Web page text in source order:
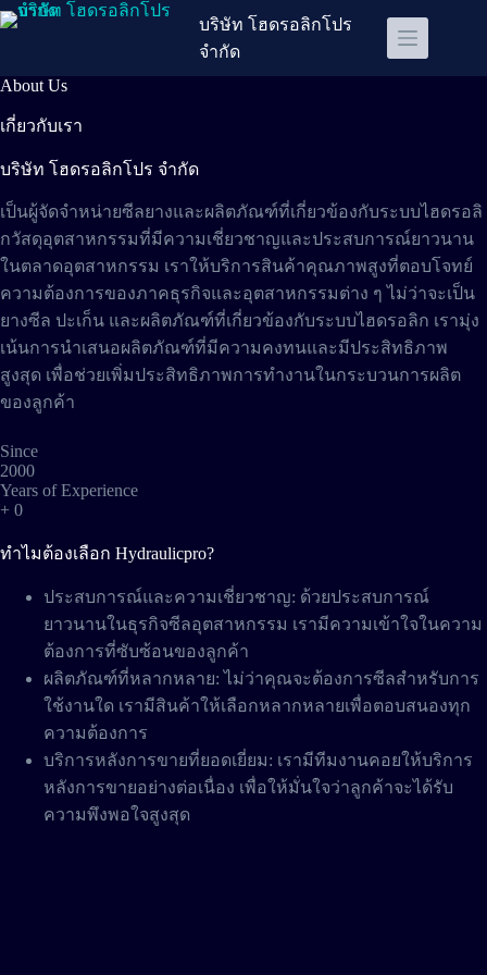
Skip
to
บริษัท โฮดรอลิกโปร
จำกัด
About Us
เกี่ยวกับเรา
บริษัท โฮดรอลิกโปร จำกัด
เป็นผู้จัดจำหน่ายซีลยางและผลิตภัณฑ์ที่เกี่ยวข้องกับระบบไฮดรอลิ
กวัสดุอุตสาหกรรมที่มีความเชี่ยวชาญและประสบการณ์ยาวนาน
ในตลาดอุตสาหกรรม เราให้บริการสินค้าคุณภาพสูงที่ตอบโจทย์
ความต้องการของภาคธุรกิจและอุตสาหกรรมต่าง ๆ ไม่ว่าจะเป็น
ยางซีล ปะเก็น และผลิตภัณฑ์ที่เกี่ยวข้องกับระบบไฮดรอลิก เรามุ่ง
เน้นการนำเสนอผลิตภัณฑ์ที่มีความคงทนและมีประสิทธิภาพ
สูงสุด เพื่อช่วยเพิ่มประสิทธิภาพการทำงานในกระบวนการผลิต
ของลูกค้า
Since
2000
Years of Experience
+ 0
ทำไมต้องเลือก Hydraulicpro?
ประสบการณ์และความเชี่ยวชาญ: ด้วยประสบการณ์
ยาวนานในธุรกิจซีลอุตสาหกรรม เรามีความเข้าใจในความ
ต้องการที่ซับซ้อนของลูกค้า
ผลิตภัณฑ์ที่หลากหลาย: ไม่ว่าคุณจะต้องการซีลสำหรับการ
ใช้งานใด เรามีสินค้าให้เลือกหลากหลายเพื่อตอบสนองทุก
ความต้องการ
บริการหลังการขายที่ยอดเยี่ยม: เรามีทีมงานคอยให้บริการ
หลังการขายอย่างต่อเนื่อง เพื่อให้มั่นใจว่าลูกค้าจะได้รับ
ความพึงพอใจสูงสุด